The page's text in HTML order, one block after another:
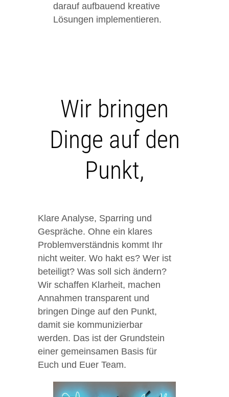
darauf aufbauend kreative
Lösungen implementieren.
Wir bringen
Dinge auf den
Punkt,
Klare Analyse, Sparring und
Gespräche. Ohne ein klares
Problemverständnis kommt Ihr
nicht weiter. Wo hakt es? Wer ist
beteiligt? Was soll sich ändern?
Wir schaffen Klarheit, machen
Annahmen transparent und
bringen Dinge auf den Punkt,
damit sie kommunizierbar
werden. Das ist der Grundstein
einer gemeinsamen Basis für
Euch und Euer Team.